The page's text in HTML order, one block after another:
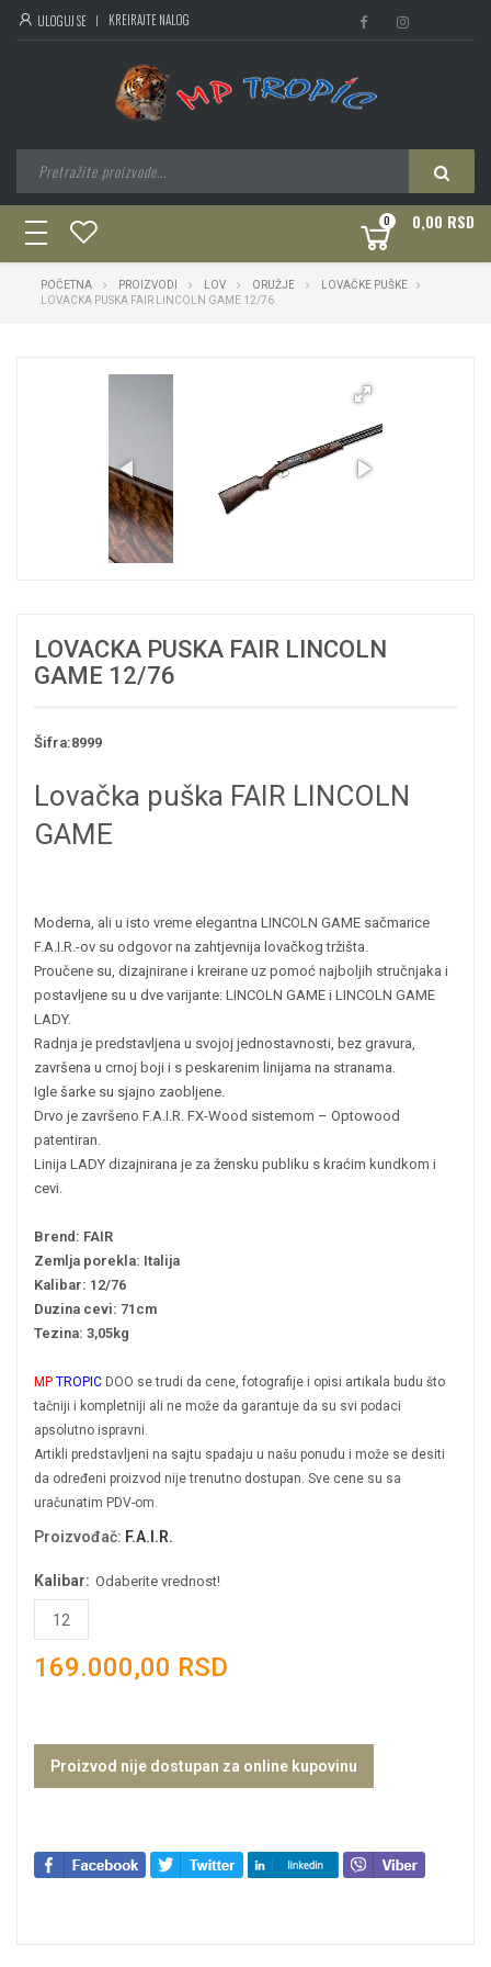
ULOGUJ SE KREIRAJTE NALOG
toggle
navigation
0 0,00 RSD
POČETNA PROIZVODI LOV ORUŽJE
LOVAČKE PUŠKE
LOVACKA PUSKA FAIR LINCOLN GAME 12/76
LOVACKA PUSKA FAIR LINCOLN
GAME 12/76
Šifra:8999
Lovačka puška FAIR LINCOLN
GAME
Moderna, ali u isto vreme elegantna LINCOLN GAME sačmarice
F.A.I.R.-ov su odgovor na zahtjevnija lovačkog tržišta.
Proučene su, dizajnirane i kreirane uz pomoć najboljih stručnjaka i
postavljene su u dve varijante: LINCOLN GAME i LINCOLN GAME
LADY.
Radnja je predstavljena u svojoj jednostavnosti, bez gravura,
završena u crnoj boji i s peskarenim linijama na stranama.
Igle šarke su sjajno zaobljene.
Drvo je završeno F.A.I.R. FX-Wood sistemom – Optowood
patentiran.
Linija LADY dizajnirana je za žensku publiku s kraćim kundkom i
cevi.
Brend: FAIR
Zemlja porekla: Italija
Kalibar: 12/76
Duzina cevi: 71cm
Tezina: 3,05kg
MP TROPIC DOO se trudi da cene, fotografije i opisi artikala budu što
tačniji i kompletniji ali ne može da garantuje da su svi podaci
apsolutno ispravni.
Artikli predstavljeni na sajtu spadaju u našu ponudu i može se desiti
da određeni proizvod nije trenutno dostupan. Sve cene su sa
uračunatim PDV-om.
Proizvođač: F.A.I.R.
Kalibar: Odaberite vrednost!
12
169.000,00 RSD
Proizvod nije dostupan za online kupovinu